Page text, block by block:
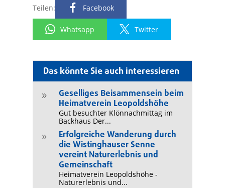
Das könnte Sie auch interessieren
9
Geselliges Beisammensein beim
Heimatverein Leopoldshöhe
Gut besuchter Klönnachmittag im
Backhaus Der...
9
Erfolgreiche Wanderung durch
die Wistinghauser Senne
vereint Naturerlebnis und
Gemeinschaft
Heimatverein Leopoldshöhe -
Naturerlebnis und...
Teilen: Facebook
Whatsapp Twitter